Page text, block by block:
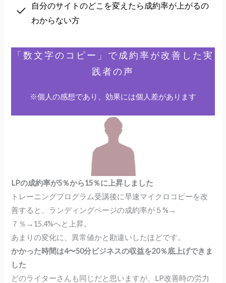
自分のサイトのどこを変えたら成約率が上がるの
わからない方
「数文字のコピー」で成約率が改善した実
践者の声
※個人の感想であり、効果には個人差があります
LPの成約率が5％から15％に上昇しました
トレーニングプログラム受講後に早速マイクロコピーを改
善すると、ランディングページの成約率が５%→
７％→15.4%へと上昇。
あまりの変化に、異常値かと勘違いしたほどです。
かかった時間は4〜50分ビジネスの収益を20％底上げできま
した
どのライターさんも同じだと思いますが、LP改善時の労力